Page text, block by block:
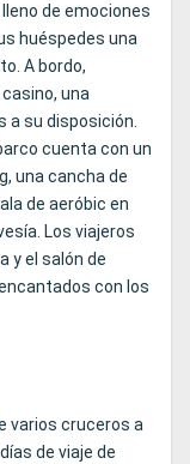
de emociones
huéspedes una
A bordo,
una
a su disposición.
cuenta con un
una cancha de
de aeróbic en
Los viajeros
y el salón de
con los
varios cruceros a
de viaje de